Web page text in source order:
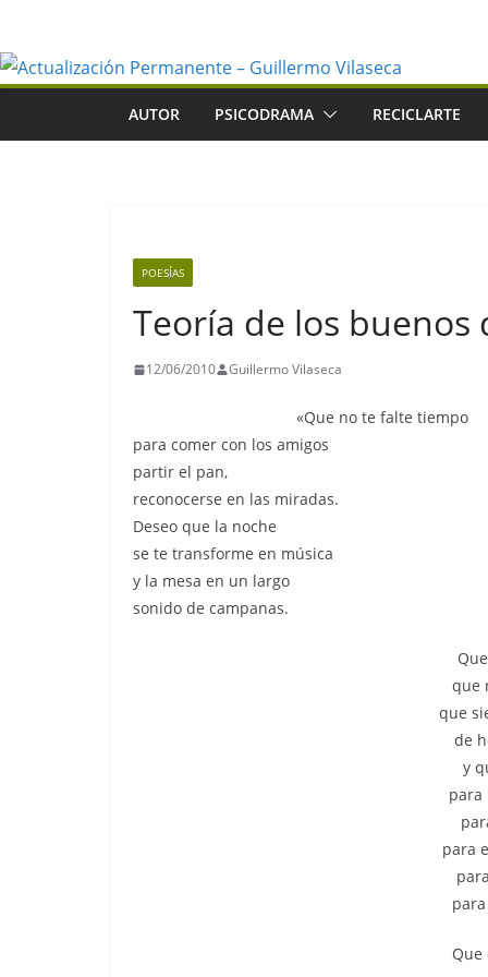
contenido
AUTOR PSICODRAMA RECICLARTE
POESÍAS
Teoría de los buenos
12/06/2010 Guillermo Vilaseca
«Que no te falte tiempo
para comer con los amigos
partir el pan,
reconocerse en las miradas.
Deseo que la noche
se te transforme en música
y la mesa en un largo
sonido de campanas.
que
que
de
y
para
para
Que